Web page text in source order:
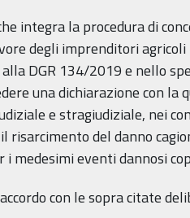
integra la procedura di
degli imprenditori
DGR 134/2019 e nello
una dichiarazione con la
e stragiudiziale, nei
risarcimento del danno
i medesimi eventi dannosi
con le sopra citate